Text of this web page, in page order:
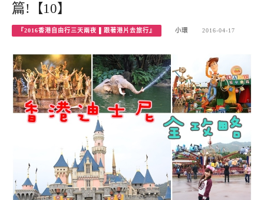
篇!【10】
『2016香港自由行三天兩夜 ▌跟著港片去旅行』 小環 2016-04-17